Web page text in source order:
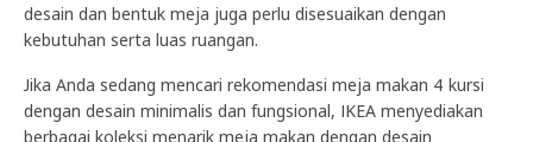
desain dan bentuk meja juga perlu disesuaikan dengan
kebutuhan serta luas ruangan.
Jika Anda sedang mencari rekomendasi meja makan 4 kursi
dengan desain minimalis dan fungsional, IKEA menyediakan
berbagai koleksi menarik meja makan dengan desain